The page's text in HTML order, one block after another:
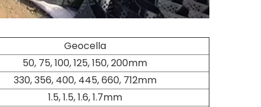
Geocella
50, 75, 100, 125, 150, 200mm
330, 356, 400, 445, 660, 712mm
1.5, 1.5, 1.6, 1.7mm